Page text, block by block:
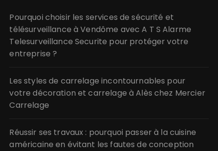
Pourquoi choisir les services de sécurité et
télésurveillance à Vendôme avec A T S Alarme
Telesurveillance Securite pour protéger votre
entreprise ?
Les styles de carrelage incontournables pour
votre décoration et carrelage à Alès chez Mercier
Carrelage
Réussir ses travaux : pourquoi passer à la cuisine
américaine en évitant les fautes de conception